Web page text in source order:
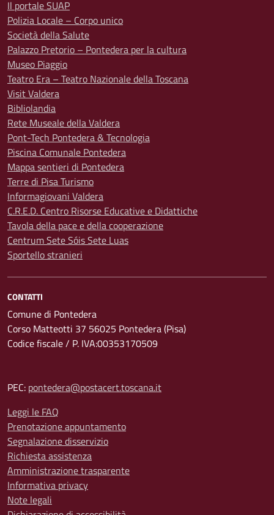
Il portale SUAP
Polizia Locale – Corpo unico
Società della Salute
Palazzo Pretorio – Pontedera per la cultura
Museo Piaggio
Teatro Era – Teatro Nazionale della Toscana
Visit Valdera
Bibliolandia
Rete Museale della Valdera
Pont-Tech Pontedera & Tecnologia
Piscina Comunale Pontedera
Mappa sentieri di Pontedera
Terre di Pisa Turismo
Informagiovani Valdera
C.R.E.D. Centro Risorse Educative e Didattiche
Tavola della pace e della cooperazione
Centrum Sete Sóis Sete Luas
Sportello stranieri
CONTATTI
Comune di Pontedera
Corso Matteotti 37 56025 Pontedera (Pisa)
Codice fiscale / P. IVA:00353170509
PEC: pontedera@postacert.toscana.it
Leggi le FAQ
Prenotazione appuntamento
Segnalazione disservizio
Richiesta assistenza
Amministrazione trasparente
Informativa privacy
Note legali